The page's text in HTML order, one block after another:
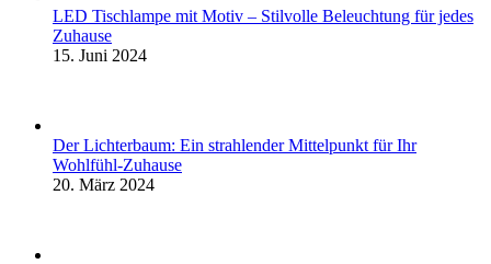
LED Tischlampe mit Motiv – Stilvolle Beleuchtung für jedes
Zuhause
15. Juni 2024
Der Lichterbaum: Ein strahlender Mittelpunkt für Ihr
Wohlfühl-Zuhause
20. März 2024